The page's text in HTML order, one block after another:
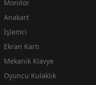
Monitör
Anakart
İşlemci
Ekran Kartı
Mekanik Klavye
Oyuncu Kulaklık